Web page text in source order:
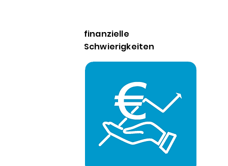
finanzielle
Schwierigkeiten